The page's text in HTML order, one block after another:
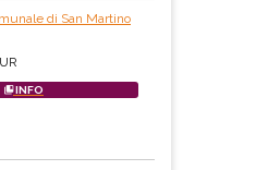
di San Martino
INFO